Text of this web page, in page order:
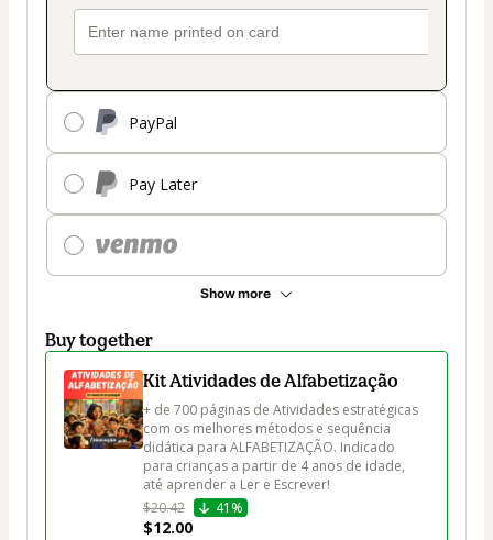
PayPal
Pay Later
Show more
Buy together
Kit Atividades de Alfabetização
+ de 700 páginas de Atividades estratégicas
com os melhores métodos e sequência
didática para ALFABETIZAÇÃO. Indicado
para crianças a partir de 4 anos de idade,
até aprender a Ler e Escrever!
$20.42
41%
$12.00